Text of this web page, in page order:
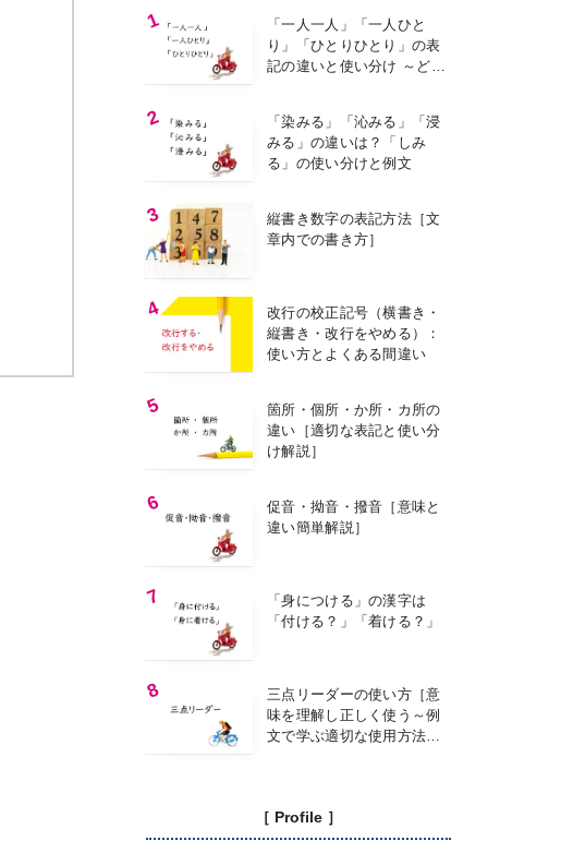
「一人一人」「一人ひと
り」「ひとりひとり」の表
記の違いと使い分け ～どの
「染みる」「沁みる」「浸
みる」の違いは？「しみ
る」の使い分けと例文
縦書き数字の表記方法［文
章内での書き方］
改行の校正記号（横書き・
縦書き・改行をやめる）：
使い方とよくある間違い
箇所・個所・か所・カ所の
違い［適切な表記と使い分
け解説］
促音・拗音・撥音［意味と
違い簡単解説］
「身につける」の漢字は
「付ける？」「着ける？」
三点リーダーの使い方［意
味を理解し正しく使う～例
文で学ぶ適切な使用方法
［ Profile ］